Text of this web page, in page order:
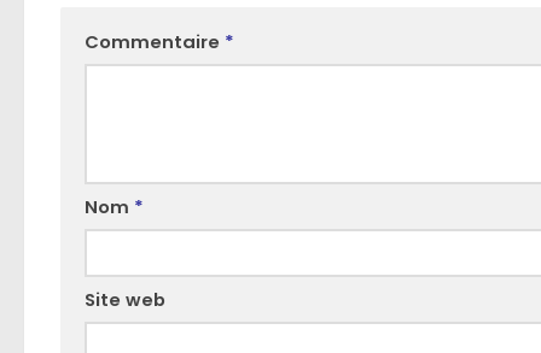
Commentaire *
Nom *
Site web